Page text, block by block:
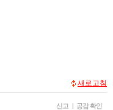
새로고침
신고 | 공감 확인